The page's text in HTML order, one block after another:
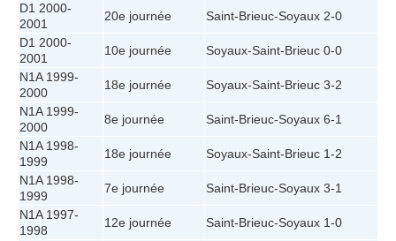
D1 2000-
2001
20e journée Saint-Brieuc-Soyaux 2-0
D1 2000-
2001
10e journée Soyaux-Saint-Brieuc 0-0
N1A 1999-
2000
18e journée Soyaux-Saint-Brieuc 3-2
N1A 1999-
2000
8e journée Saint-Brieuc-Soyaux 6-1
N1A 1998-
1999
18e journée Soyaux-Saint-Brieuc 1-2
N1A 1998-
1999
7e journée Saint-Brieuc-Soyaux 3-1
N1A 1997-
1998
12e journée Saint-Brieuc-Soyaux 1-0